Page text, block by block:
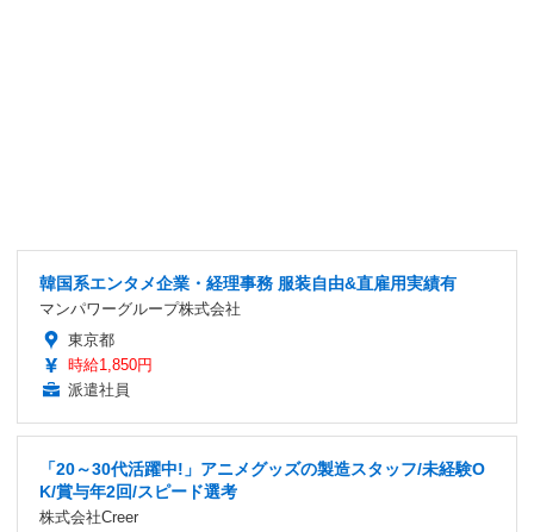
韓国系エンタメ企業・経理事務 服装自由&直雇用実績有
マンパワーグループ株式会社
東京都
時給1,850円
派遣社員
「20～30代活躍中!」アニメグッズの製造スタッフ/未経験O
K/賞与年2回/スピード選考
株式会社Creer